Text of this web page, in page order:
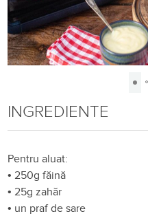
INGREDIENTE
Pentru aluat:
• 250g făină
• 25g zahăr
• un praf de sare